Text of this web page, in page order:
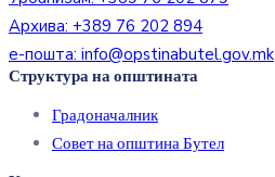
Архива: +389 76 202 894
е-пошта: info@opstinabutel.gov.mk
Структура на општината
Градоначалник
Совет на општина Бутел